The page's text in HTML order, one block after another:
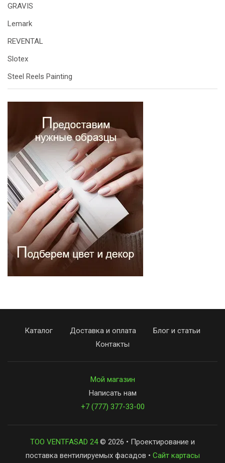
GRAVIS
Lemark
REVENTAL
Slotex
Steel Reels Painting
Каталог Доставка и оплата
Блог и статьи
Контакты
Мой магазин
Написать нам
+7 (777) 377-33-00
ТОО VENTFASAD 24© 2026 • Проектирование и
поставка вентилируемых фасадов • Сайт картасы